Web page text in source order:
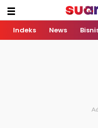
Indeks News